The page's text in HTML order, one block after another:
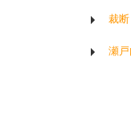
裁
瀬